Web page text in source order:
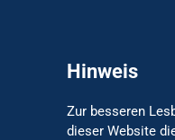
Hinweis
Zur besseren
dieser Website